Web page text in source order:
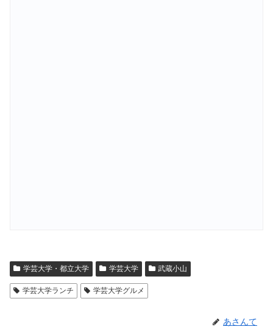
学芸大学・都立大学 学芸大学 武蔵小山
学芸大学ランチ 学芸大学グルメ
あさんて